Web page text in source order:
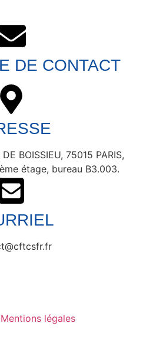
DE CONTACT
BOISSIEU, 75015 PARIS,
étage, bureau B3.003.
Mentions légales